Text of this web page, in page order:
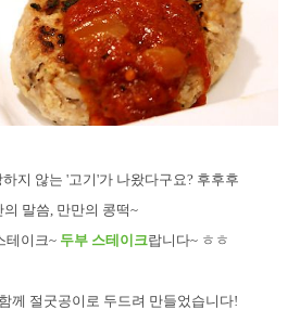
지 않는 '고기'가 나왔다구요? 후후후
의 말씀, 만만의 콩떡~
테이크~ 두부 스테이크랍니다~ ㅎㅎ
께 절굿공이로 두드려 만들었습니다!